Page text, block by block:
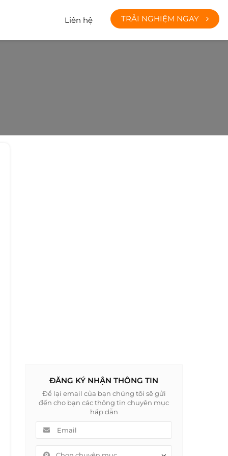
Liên hệ TRẢI NGHIỆM NGAY
ĐĂNG KÝ NHẬN THÔNG TIN
Để lại email của bạn chúng tôi sẽ gửi
đến cho bạn các thông tin chuyên mục
hấp dẫn